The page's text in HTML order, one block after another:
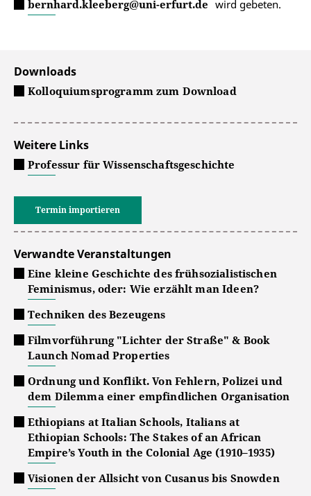
bernhard.kleeberg@uni-erfurt.de wird gebeten.
Downloads
Kolloquiumsprogramm zum Download
Weitere Links
Professur für Wissenschaftsgeschichte
Termin importieren
Verwandte Veranstaltungen
Eine kleine Geschichte des frühsozialistischen
Feminismus, oder: Wie erzählt man Ideen?
Techniken des Bezeugens
Filmvorführung "Lichter der Straße" & Book
Launch Nomad Properties
Ordnung und Konflikt. Von Fehlern, Polizei und
dem Dilemma einer empfindlichen Organisation
Ethiopians at Italian Schools, Italians at
Ethiopian Schools: The Stakes of an African
Empire’s Youth in the Colonial Age (1910–1935)
Visionen der Allsicht von Cusanus bis Snowden